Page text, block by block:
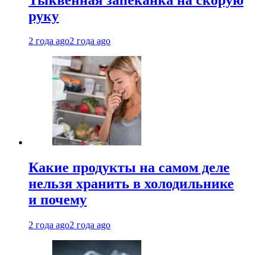
руку
2 года ago2 года ago
Какие продукты на самом деле
нельзя хранить в холодильнике
и почему
2 года ago2 года ago